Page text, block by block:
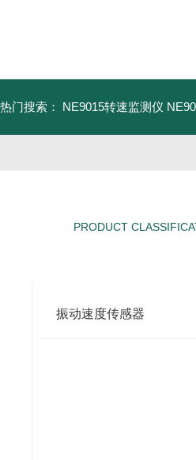
热门搜索： NE9015转速监测仪
PRODUCT
振动速度传感器